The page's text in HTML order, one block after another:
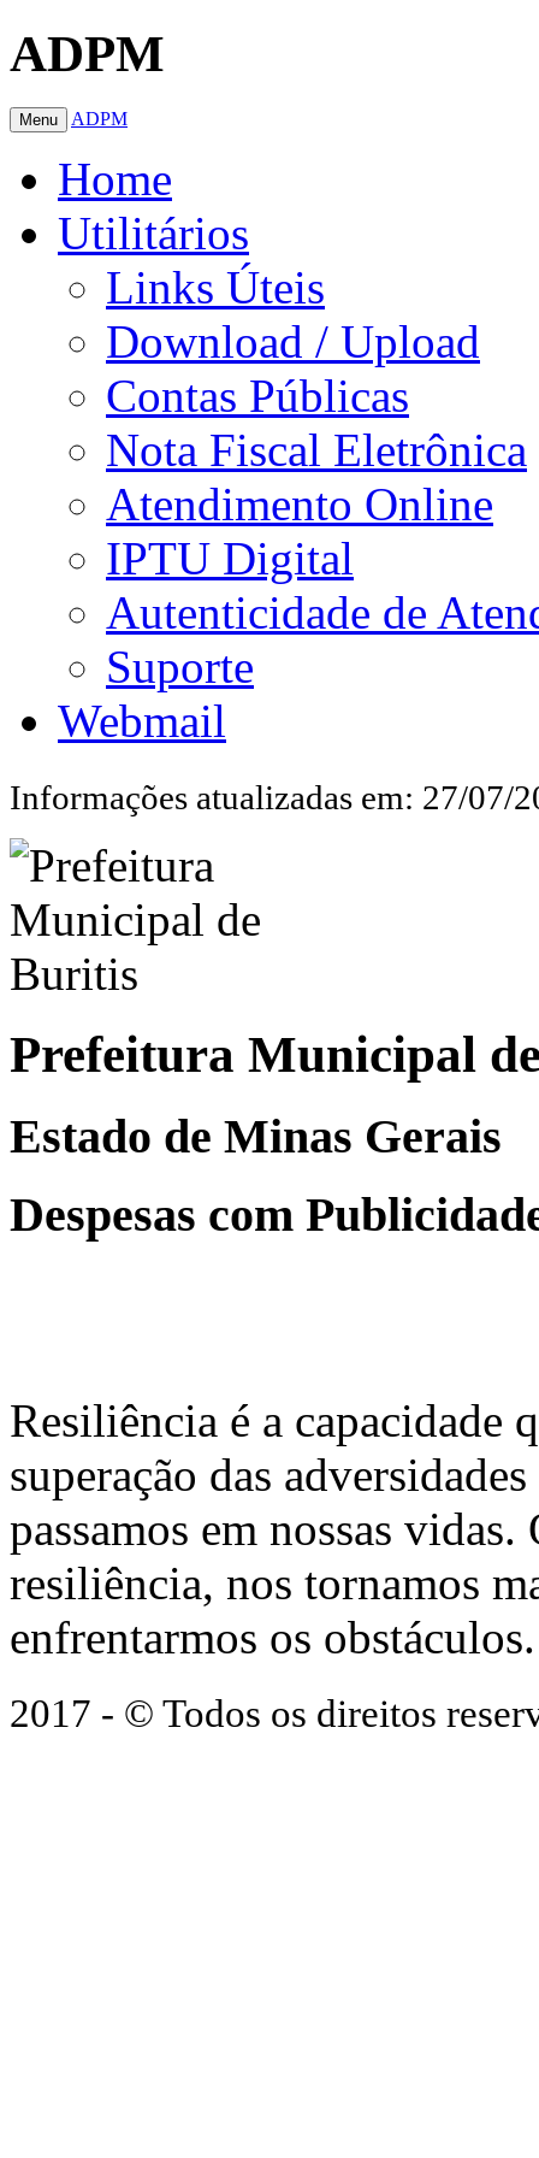
ADPM
Menu ADPM
Home
Utilitários
Links Úteis
Download / Upload
Contas Públicas
Nota Fiscal Eletrônica
Atendimento Online
IPTU Digital
Autenticidade de
Suporte
Webmail
Informações atualizadas em: 27/07/
Prefeitura Municipal
Estado de Minas Gerais
Despesas com
Resiliência é a capacidade
superação das
passamos em nossas
resiliência, nos tornamos
enfrentarmos os obstáculos.
2017 - © Todos os direitos